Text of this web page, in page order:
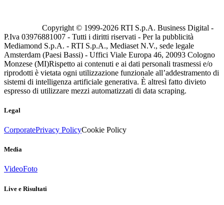
Copyright © 1999-2026 RTI S.p.A. Business Digital -
P.Iva 03976881007 - Tutti i diritti riservati - Per la pubblicità
Mediamond S.p.A. - RTI S.p.A., Mediaset N.V., sede legale
Amsterdam (Paesi Bassi) - Uffici Viale Europa 46, 20093 Cologno
Monzese (MI)Rispetto ai contenuti e ai dati personali trasmessi e/o
riprodotti è vietata ogni utilizzazione funzionale all’addestramento di
sistemi di intelligenza artificiale generativa. È altresì fatto divieto
espresso di utilizzare mezzi automatizzati di data scraping.
Legal
CorporatePrivacy PolicyCookie Policy
Media
VideoFoto
Live e Risultati